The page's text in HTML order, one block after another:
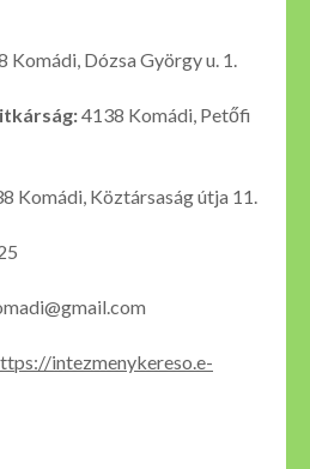
Komádi, Dózsa György u. 1.
4138 Komádi, Petőfi
Komádi, Köztársaság útja 11.
intezmenykereso.e-